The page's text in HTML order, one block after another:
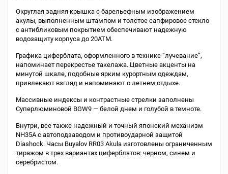
Округлая задняя крышка с барельефным изображением
акулы, выполненным штампом и толстое сапфировое стекло
с антибликовым покрытием обеспечивают надежную
водозащиту корпуса до 20АТМ.
Графика циферблата, оформленного в технике “лучевание”,
напоминает перекрестье такелажа. Цветные акценты на
минутой шкале, подобные ярким курортным одеждам,
привлекают взгляд и напоминают о летнем отдыхе.
Массивные индексы и контрастные стрелки заполнены
Суперлюминовой BGW9 — белой днем и голубой в темноте.
Внутри, все также надежный и точный японский механизм
NH35A с автоподзаводом и противоударной защитой
Diashock. Часы Buyalov RR03 Akula изготовлены ограниченным
тиражом в трех вариантах циферблатов: черном, синем и
серебристом.